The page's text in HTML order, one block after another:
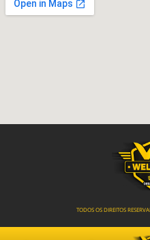
TODOS OS DIREITOS